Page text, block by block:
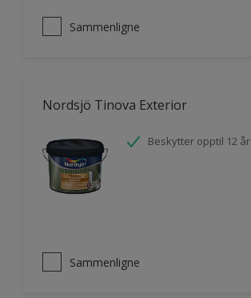
Sammenligne
Nordsjö Tinova Exterior
Beskytter opptil 12 år
Sammenligne